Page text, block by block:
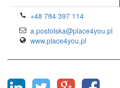
+48 784 397 114
a.postolska@place4you.pl
www.place4you.pl